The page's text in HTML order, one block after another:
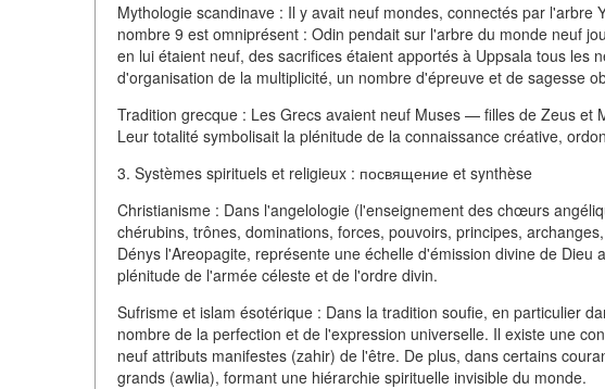
Mythologie scandinave : Il y avait neuf mondes, connectés par l'arbre
nombre 9 est omniprésent : Odin pendait sur l'arbre du monde neuf
en lui étaient neuf, des sacrifices étaient apportés à Uppsala tous les
d'organisation de la multiplicité, un nombre d'épreuve et de sagesse
Tradition grecque : Les Grecs avaient neuf Muses — filles de Zeus et
Leur totalité symbolisait la plénitude de la connaissance créative,
3. Systèmes spirituels et religieux : посвящение et synthèse
Christianisme : Dans l'angelologie (l'enseignement des chœurs
chérubins, trônes, dominations, forces, pouvoirs, principes,
Dénys l'Areopagite, représente une échelle d'émission divine de Dieu
plénitude de l'armée céleste et de l'ordre divin.
Sufrisme et islam ésotérique : Dans la tradition soufie, en particulier
nombre de la perfection et de l'expression universelle. Il existe une
neuf attributs manifestes (zahir) de l'être. De plus, dans certains
grands (awlia), formant une hiérarchie spirituelle invisible du monde.